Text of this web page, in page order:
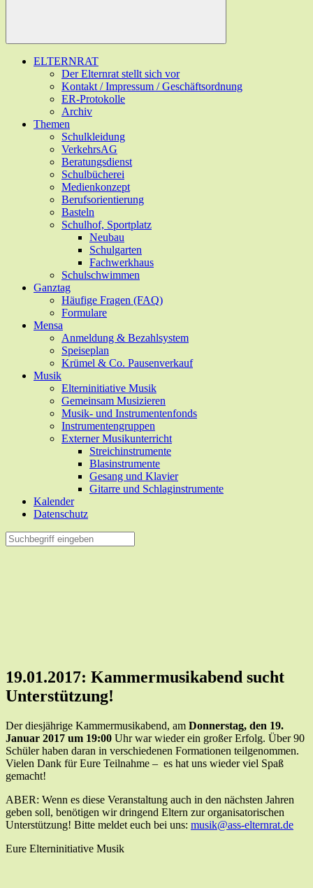
ELTERNRAT
Der Elternrat stellt sich vor
Kontakt / Impressum / Geschäftsordnung
ER-Protokolle
Archiv
Themen
Schulkleidung
VerkehrsAG
Beratungsdienst
Schulbücherei
Medienkonzept
Berufsorientierung
Basteln
Schulhof, Sportplatz
Neubau
Schulgarten
Fachwerkhaus
Schulschwimmen
Ganztag
Häufige Fragen (FAQ)
Formulare
Mensa
Anmeldung & Bezahlsystem
Speiseplan
Krümel & Co. Pausenverkauf
Musik
Elterninitiative Musik
Gemeinsam Musizieren
Musik- und Instrumentenfonds
Instrumentengruppen
Externer Musikunterricht
Streichinstrumente
Blasinstrumente
Gesang und Klavier
Gitarre und Schlaginstrumente
Kalender
Datenschutz
19.01.2017: Kammermusikabend sucht
Unterstützung!
Der diesjährige Kammermusikabend, am Donnerstag, den 19.
Januar 2017 um 19:00 Uhr war wieder ein großer Erfolg. Über 90
Schüler haben daran in verschiedenen Formationen teilgenommen.
Vielen Dank für Eure Teilnahme – es hat uns wieder viel Spaß
gemacht!
ABER: Wenn es diese Veranstaltung auch in den nächsten Jahren
geben soll, benötigen wir dringend Eltern zur organisatorischen
Unterstützung! Bitte meldet euch bei uns: musik@ass-elternrat.de
Eure Elterninitiative Musik